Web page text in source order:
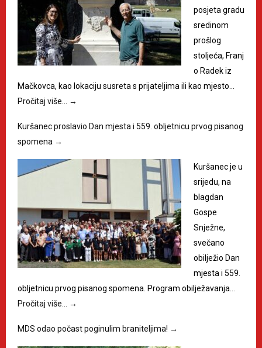
posjeta gradu
sredinom
prošlog
stoljeća, Franj
o Radek iz
Mačkovca, kao lokaciju susreta s prijateljima ili kao mjesto…
Pročitaj više…
→
Kuršanec proslavio Dan mjesta i 559. obljetnicu prvog pisanog
spomena →
Kuršanec je u
srijedu, na
blagdan
Gospe
Snježne,
svečano
obilježio Dan
mjesta i 559.
obljetnicu prvog pisanog spomena. Program obilježavanja…
Pročitaj više…
→
MDS odao počast poginulim braniteljima! →